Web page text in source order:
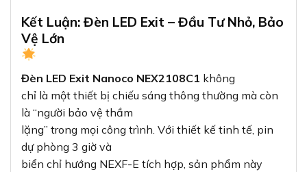
Kết Luận: Đèn LED Exit – Đầu Tư Nhỏ, Bảo
Vệ Lớn
Đèn LED Exit Nanoco NEX2108C1 không
chỉ là một thiết bị chiếu sáng thông thường mà còn
là “người bảo vệ thầm
lặng” trong mọi công trình. Với thiết kế tinh tế, pin
dự phòng 3 giờ và
biển chỉ hướng NEXF-E tích hợp, sản phẩm này